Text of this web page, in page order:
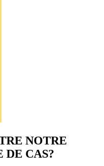
NOTRE
DE CAS?